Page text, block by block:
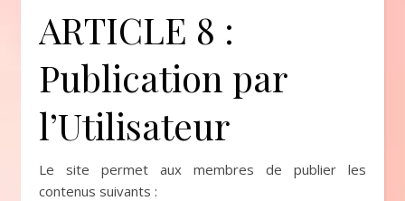
ARTICLE 8 :
Publication par
l’Utilisateur
Le site permet aux membres de publier les
contenus suivants :